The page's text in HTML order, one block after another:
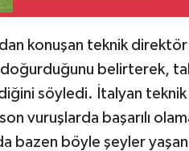
konuşan teknik
belirterek,
söyledi. İtalyan
son vuruşlarda başarılı
bazen böyle şeyler